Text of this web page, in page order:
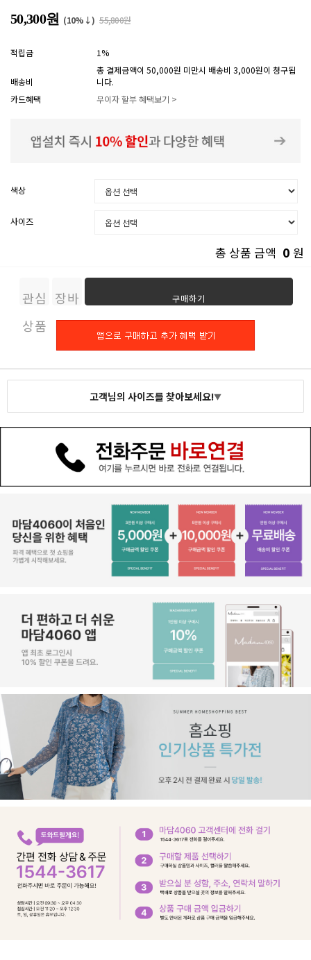
50,300원 (10%↓) 55,800원
적립금 1%
배송비
총 결제금액이 50,000원 미만시 배송비 3,000원이 청구됩
니다.
카드혜택
무이자 할부 혜택보기 >
색상
사이즈
총 상품 금액 0 원
관심
상품
장바
구니
구매하기
고객님의 사이즈를 찾아보세요!▼